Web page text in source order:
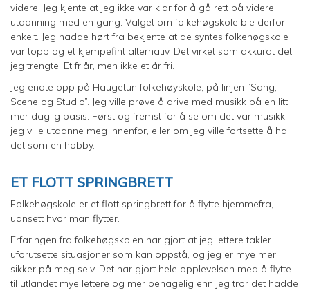
videre. Jeg kjente at jeg ikke var klar for å gå rett på videre
utdanning med en gang. Valget om folkehøgskole ble derfor
enkelt. Jeg hadde hørt fra bekjente at de syntes folkehøgskole
var topp og et kjempefint alternativ. Det virket som akkurat det
jeg trengte. Et friår, men ikke et år fri.
Jeg endte opp på Haugetun folkehøyskole, på linjen ”Sang,
Scene og Studio”. Jeg ville prøve å drive med musikk på en litt
mer daglig basis. Først og fremst for å se om det var musikk
jeg ville utdanne meg innenfor, eller om jeg ville fortsette å ha
det som en hobby.
ET FLOTT SPRINGBRETT
Folkehøgskole er et flott springbrett for å flytte hjemmefra,
uansett hvor man flytter.
Erfaringen fra folkehøgskolen har gjort at jeg lettere takler
uforutsette situasjoner som kan oppstå, og jeg er mye mer
sikker på meg selv. Det har gjort hele opplevelsen med å flytte
til utlandet mye lettere og mer behagelig enn jeg tror det hadde